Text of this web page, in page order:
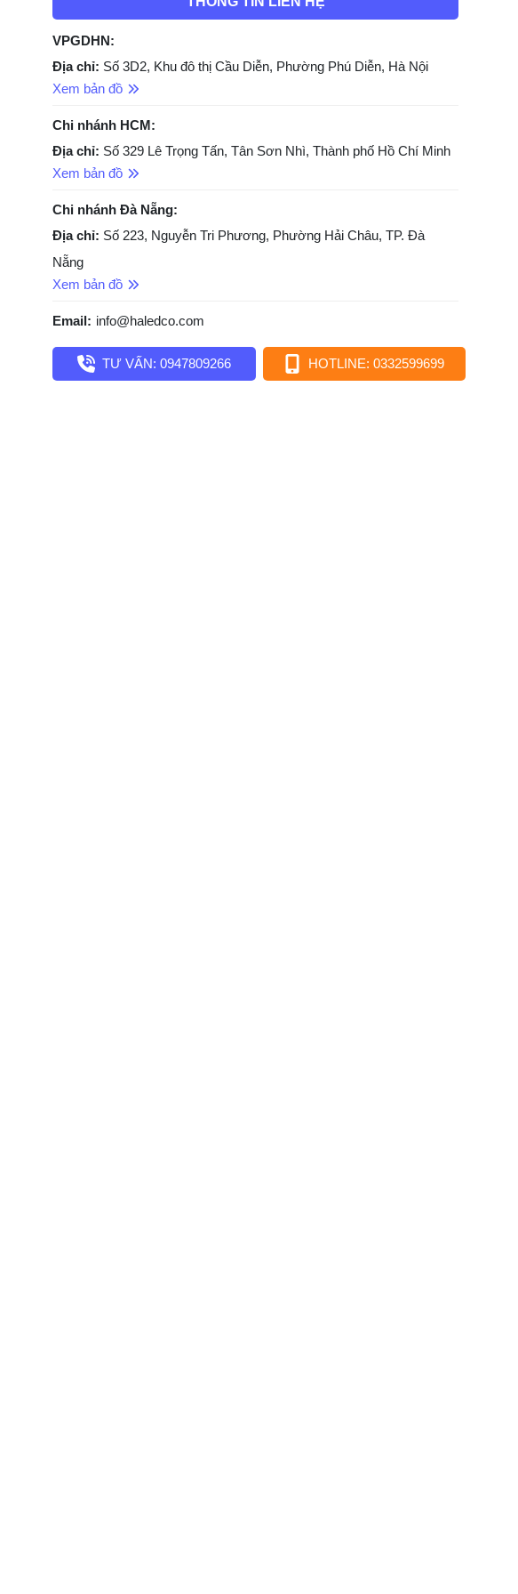
VPGDHN:
Địa chỉ: Số 3D2, Khu đô thị Cầu Diễn, Phường Phú Diễn, Hà Nội
Xem bản đồ
Chi nhánh HCM:
Địa chỉ: Số 329 Lê Trọng Tấn, Tân Sơn Nhì, Thành phố Hồ Chí Minh
Xem bản đồ
Chi nhánh Đà Nẵng:
Địa chỉ: Số 223, Nguyễn Tri Phương, Phường Hải Châu, TP. Đà
Nẵng
Xem bản đồ
Email: info@haledco.com
TƯ VẤN: 0947809266 HOTLINE: 0332599699